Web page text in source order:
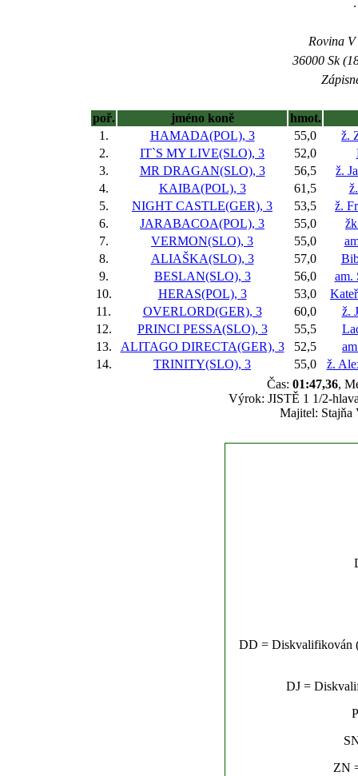
Rovina
36000 Sk
poř. jméno koně
hmot.
1.
HAMADA(POL), 3 55,0
ž.
2.
IT`S MY LIVE(SLO), 3 52,0
3.
MR DRAGAN(SLO), 3 56,5
ž.
4.
KAIBA(POL), 3 61,5
5.
NIGHT CASTLE(GER), 3 53,5
ž.
6.
JARABACOA(POL), 3 55,0
7.
VERMON(SLO), 3 55,0
8.
ALIAŠKA(SLO), 3 57,0
9.
BESLAN(SLO), 3 56,0
am.
10.
HERAS(POL), 3 53,0
11.
OVERLORD(GER), 3 60,0
ž.
12.
PRINCI PESSA(SLO), 3 55,5
13.
ALITAGO DIRECTA(GER), 3 52,5
14.
TRINITY(SLO), 3 55,0
ž.
Čas: 01:47,36,
Výrok: JISTĚ 1 1/2-
Majitel: Stajňa
DD = Diskvalifikován
DJ =
ZN